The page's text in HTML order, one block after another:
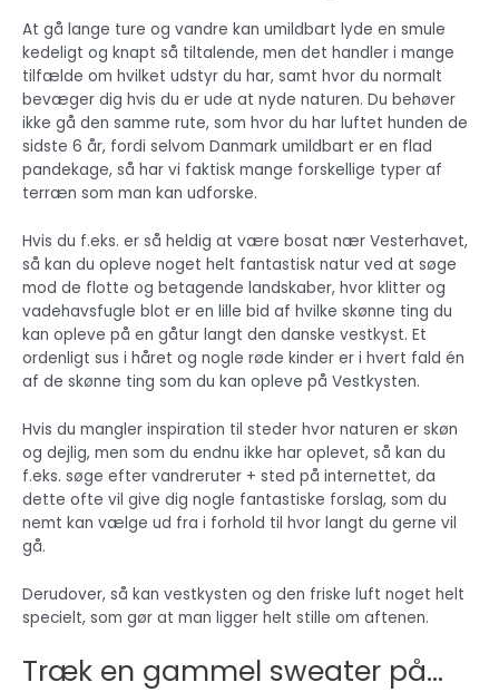
At gå lange ture og vandre kan umildbart lyde en smule
kedeligt og knapt så tiltalende, men det handler i mange
tilfælde om hvilket udstyr du har, samt hvor du normalt
bevæger dig hvis du er ude at nyde naturen. Du behøver
ikke gå den samme rute, som hvor du har luftet hunden de
sidste 6 år, fordi selvom Danmark umildbart er en flad
pandekage, så har vi faktisk mange forskellige typer af
terræn som man kan udforske.
Hvis du f.eks. er så heldig at være bosat nær Vesterhavet,
så kan du opleve noget helt fantastisk natur ved at søge
mod de flotte og betagende landskaber, hvor klitter og
vadehavsfugle blot er en lille bid af hvilke skønne ting du
kan opleve på en gåtur langt den danske vestkyst. Et
ordenligt sus i håret og nogle røde kinder er i hvert fald én
af de skønne ting som du kan opleve på Vestkysten.
Hvis du mangler inspiration til steder hvor naturen er skøn
og dejlig, men som du endnu ikke har oplevet, så kan du
f.eks. søge efter vandreruter + sted på internettet, da
dette ofte vil give dig nogle fantastiske forslag, som du
nemt kan vælge ud fra i forhold til hvor langt du gerne vil
gå.
Derudover, så kan vestkysten og den friske luft noget helt
specielt, som gør at man ligger helt stille om aftenen.
Træk en gammel sweater på…